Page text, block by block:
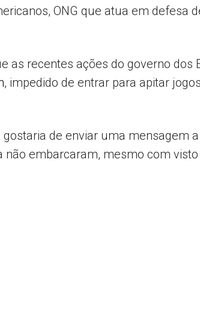
ONG que atua em defesa
recentes ações do governo dos
, impedido de entrar para apitar
de enviar uma mensagem
embarcaram, mesmo com